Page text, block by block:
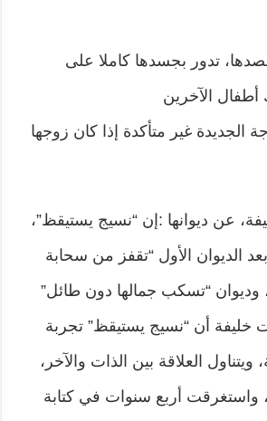
تدور بجسدها كاملا على
الآخرين
الجديدة غير متأكدة إذا كان زوجها
عن ديوانها :إن “نسيج يستيقظ”،
الديوان الأول “تقفز من سحابة
عام 2009، وديوان “تسكب جمالها دون طائل”
وأضافت خليفة أن “نسيج يستيقظ” تجربة
ويتناول العلاقة بين الذات والآخر،
واستغرقت أربع سنوات في كتابة